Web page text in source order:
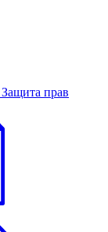
Защита прав